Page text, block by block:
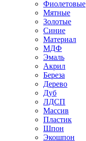
Фиолетовые
Мятные
Золотые
Синие
Материал
МДФ
Эмаль
Акрил
Береза
Дерево
Дуб
ЛДСП
Массив
Пластик
Шпон
Экошпон